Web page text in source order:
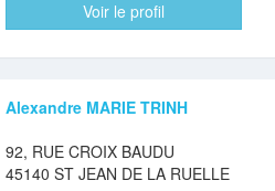
Voir le profil
Alexandre MARIE TRINH
92, RUE CROIX BAUDU
45140 ST JEAN DE LA RUELLE